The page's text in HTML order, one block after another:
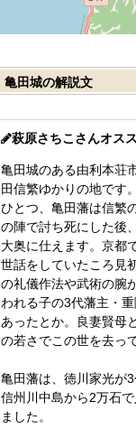
亀田城の解説文
萩原さちこさんオス
亀田城のある由利本荘
田信繁ゆかりの地です
ひとつ、亀田藩は信繁
の陣で討ち死にした後
大奥に仕えます。京都
世話をしていたころ見
の礼儀作法や武術の腕
われる子の3代藩主・
あったとか。良妻賢母
の若さでこの世を去っ
亀田藩は、徳川家光が
信州川中島から2万石
ました。